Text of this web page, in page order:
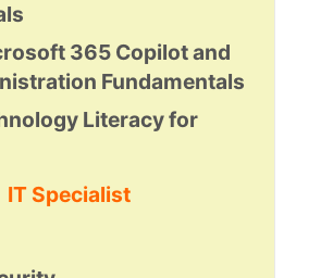
365 Copilot and
Fundamentals
Literacy for
IT Specialist